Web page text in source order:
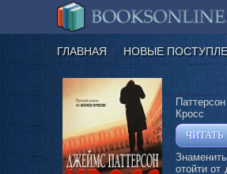
ГЛАВНАЯ НОВЫЕ
Кросс
ЧИТАТЬ
отойти от